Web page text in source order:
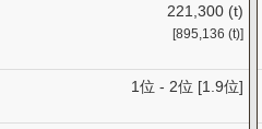
221,300 (t)
[895,136 (t)]
1位 - 2位 [1.9位]